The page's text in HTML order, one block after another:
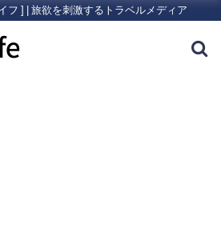
フ ] | 旅欲を刺激するトラベルメディア